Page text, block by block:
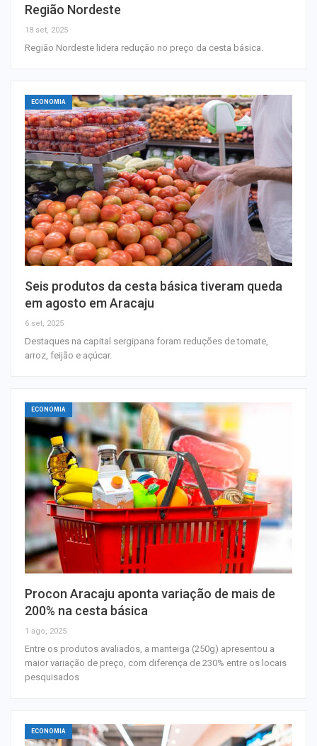
Região Nordeste
18 set, 2025
Região Nordeste lidera redução no preço da cesta básica.
ECONOMIA
Seis produtos da cesta básica tiveram queda
em agosto em Aracaju
6 set, 2025
Destaques na capital sergipana foram reduções de tomate,
arroz, feijão e açúcar.
ECONOMIA
Procon Aracaju aponta variação de mais de
200% na cesta básica
1 ago, 2025
Entre os produtos avaliados, a manteiga (250g) apresentou a
maior variação de preço, com diferença de 230% entre os locais
pesquisados
ECONOMIA